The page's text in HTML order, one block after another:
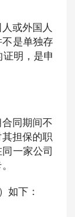
或外国人
是单独存
明，是申
同期间不
担保的职
一家公司
如下：